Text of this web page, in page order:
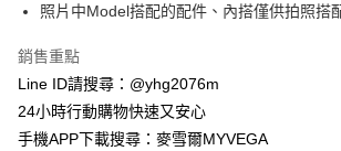
玉山商業銀行
星展（台灣
台灣樂天信用卡公司
貨到付款
運送方式
照片中Model搭配的配件、內搭僅供拍照搭
銷售重點
Line ID請搜尋：@yhg2076m
24小時行動購物快速又安心
手機APP下載搜尋：麥雪爾MYVEGA